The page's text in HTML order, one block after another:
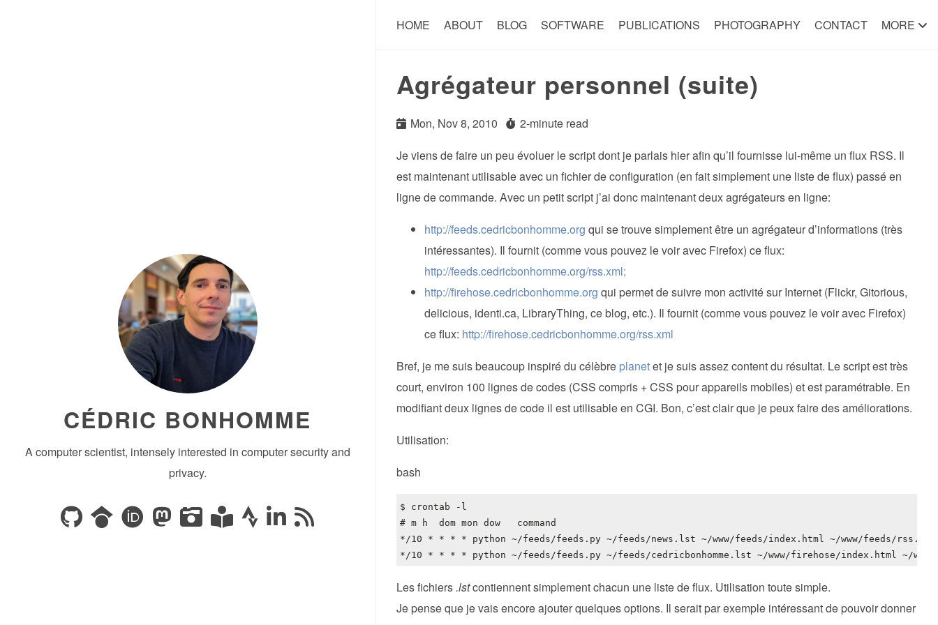
CÉDRIC BONHOMME
A computer scientist, intensely interested in computer security and
privacy.
HOME ABOUT BLOG SOFTWARE PUBLICATIONS PHOTOGRAPHY CONTACT MORE
Agrégateur personnel (suite)
Mon, Nov 8, 2010
2-minute read
Je viens de faire un peu évoluer le script dont je parlais hier afin qu’il fournisse lui-même un flux RSS. Il
est maintenant utilisable avec un fichier de configuration (en fait simplement une liste de flux) passé en
ligne de commande. Avec un petit script j’ai donc maintenant deux agrégateurs en ligne:
http://feeds.cedricbonhomme.org qui se trouve simplement être un agrégateur d’informations (très
intéressantes). Il fournit (comme vous pouvez le voir avec Firefox) ce flux:
http://feeds.cedricbonhomme.org/rss.xml;
http://firehose.cedricbonhomme.org qui permet de suivre mon activité sur Internet (Flickr, Gitorious,
delicious, identi.ca, LibraryThing, ce blog, etc.). Il fournit (comme vous pouvez le voir avec Firefox)
ce flux: http://firehose.cedricbonhomme.org/rss.xml
Bref, je me suis beaucoup inspiré du célèbre planetet je suis assez content du résultat. Le script est très
court, environ 100 lignes de codes (CSS compris + CSS pour appareils mobiles) et est paramétrable. En
modifiant deux lignes de code il est utilisable en CGI. Bon, c’est clair que je peux faire des améliorations.
Utilisation:
bash
Les fichiers.lstcontiennent simplement chacun une liste de flux. Utilisation toute simple.
Je pense que je vais encore ajouter quelques options. Il serait par exemple intéressant de pouvoir donner